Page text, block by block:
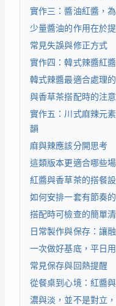
實作三：醬油紅醬，
少量醬油的作用在於
常見失誤與修正方式
實作四：韓式辣醬紅
韓式辣醬最適合處理
與香草茶搭配時的注
實作五：川式麻辣元
韻
麻與辣應該分開思考
這類版本更適合哪些
紅醬與香草茶的搭餐
如何安排一套有節奏
搭配時可檢查的簡單
日常製作與保存：讓
一次做好基底，平日
常見保存與回熱提醒
從餐桌到心境：紅醬
濃與淡，並不是對立